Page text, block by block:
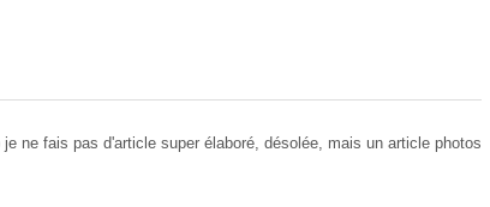
ne fais pas d'article super élaboré, désolée, mais un article photos